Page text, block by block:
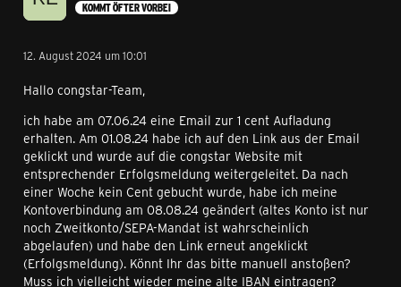
KOMMT ÖFTER VORBEI
12. August 2024 um 10:01
Hallo congstar-Team,
ich habe am 07.06.24 eine Email zur 1 cent Aufladung
erhalten. Am 01.08.24 habe ich auf den Link aus der Email
geklickt und wurde auf die congstar Website mit
entsprechender Erfolgsmeldung weitergeleitet. Da nach
einer Woche kein Cent gebucht wurde, habe ich meine
Kontoverbindung am 08.08.24 geändert (altes Konto ist nur
noch Zweitkonto/SEPA-Mandat ist wahrscheinlich
abgelaufen) und habe den Link erneut angeklickt
(Erfolgsmeldung). Könnt Ihr das bitte manuell anstoßen?
Muss ich vielleicht wieder meine alte IBAN eintragen?